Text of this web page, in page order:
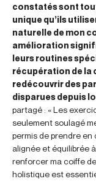
constatés sont
unique qu’ils
naturelle de mon
amélioration
leurs routines
récupération de la
redécouvrir des
disparues depuis
partagé : « Les
seulement soulagé
permis de prendre
alignée et équilibrée
renforcer ma coiffe
holistique est